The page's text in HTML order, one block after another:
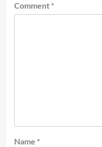
Comment *
Name *